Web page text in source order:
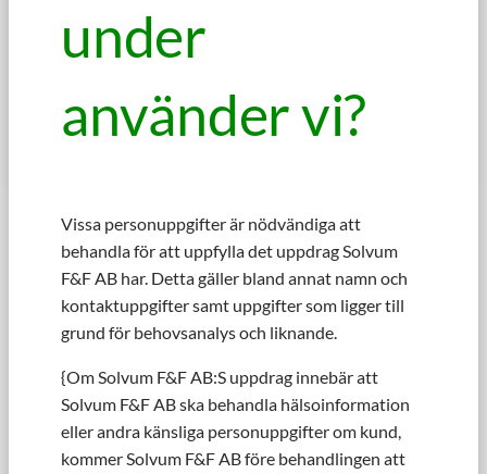
under
använder vi?
Vissa personuppgifter är nödvändiga att
behandla för att uppfylla det uppdrag Solvum
F&F AB har. Detta gäller bland annat namn och
kontaktuppgifter samt uppgifter som ligger till
grund för behovsanalys och liknande.
{Om Solvum F&F AB:S uppdrag innebär att
Solvum F&F AB ska behandla hälsoinformation
eller andra känsliga personuppgifter om kund,
kommer Solvum F&F AB före behandlingen att